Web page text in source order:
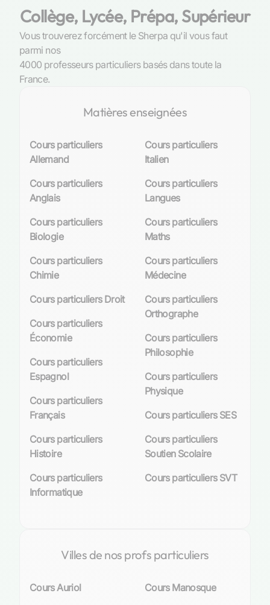
Collège, Lycée, Prépa, Supérieur
Vous trouverez forcément le Sherpa qu'il vous faut
parmi nos
4000 professeurs particuliers basés dans toute la
France.
Matières enseignées
Cours particuliers
Allemand
Cours particuliers
Anglais
Cours particuliers
Biologie
Cours particuliers
Chimie
Cours particuliers Droit
Cours particuliers
Économie
Cours particuliers
Espagnol
Cours particuliers
Français
Cours particuliers
Histoire
Cours particuliers
Informatique
Cours particuliers
Italien
Cours particuliers
Langues
Cours particuliers
Maths
Cours particuliers
Médecine
Cours particuliers
Orthographe
Cours particuliers
Philosophie
Cours particuliers
Physique
Cours particuliers SES
Cours particuliers
Soutien Scolaire
Cours particuliers SVT
Villes de nos profs particuliers
Cours Auriol
Cours Manosque